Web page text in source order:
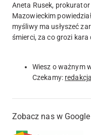
Aneta Rusek,
Mazowieckim
myśliwy ma usłyszeć
śmierci, za co grozi
Wiesz o ważnym
Czekamy:
Zobacz nas w